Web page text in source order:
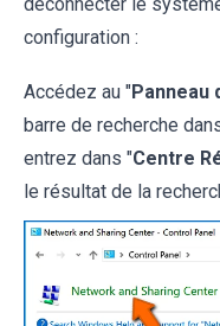
configuration :
Accédez au "Panneau
barre de recherche
entrez dans "Centre
le résultat de la